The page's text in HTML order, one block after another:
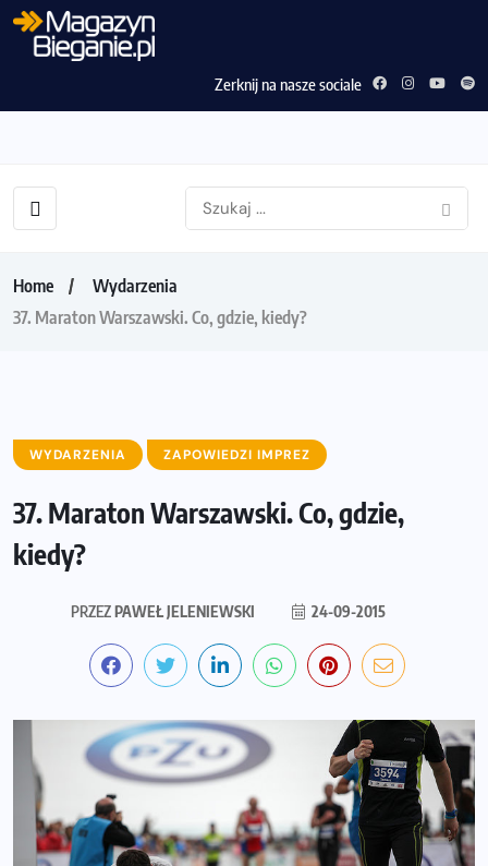
Zerknij na nasze sociale
Home
Wydarzenia
37. Maraton Warszawski. Co, gdzie, kiedy?
WYDARZENIA ZAPOWIEDZI IMPREZ
37. Maraton Warszawski. Co, gdzie,
kiedy?
PRZEZPAWEŁ JELENIEWSKI 24-09-2015